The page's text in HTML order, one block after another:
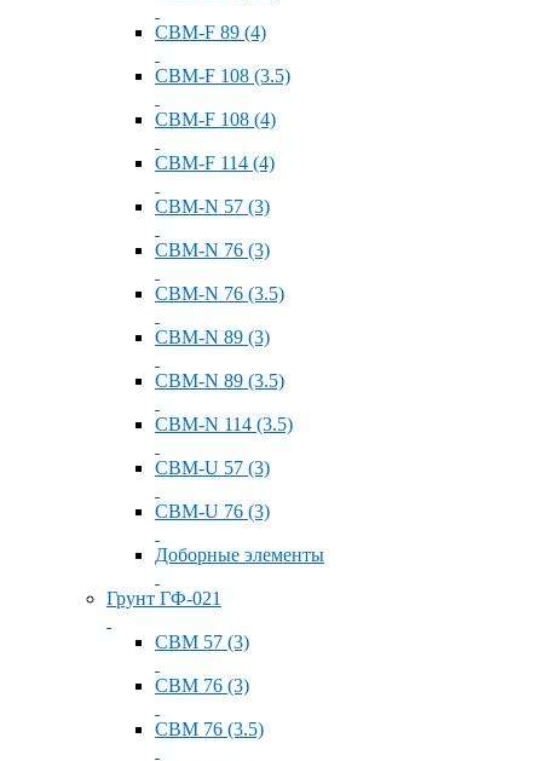
СВМ-F 89 (4)
СВМ-F 108 (3.5)
СВМ-F 108 (4)
СВМ-F 114 (4)
СВМ-N 57 (3)
СВМ-N 76 (3)
СВМ-N 76 (3.5)
СВМ-N 89 (3)
СВМ-N 89 (3.5)
СВМ-N 114 (3.5)
СВМ-U 57 (3)
СВМ-U 76 (3)
Доборные элементы
Грунт ГФ-021
СВМ 57 (3)
СВМ 76 (3)
СВМ 76 (3.5)